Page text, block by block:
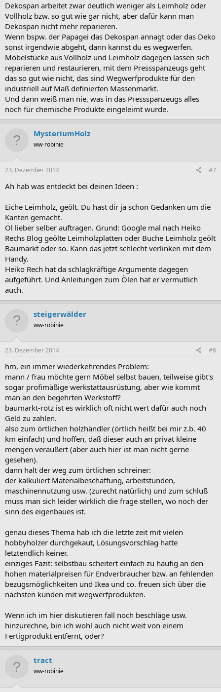
Dekospan arbeitet zwar deutlich weniger als Leimholz oder
Vollholz bzw. so gut wie gar nicht, aber dafür kann man
Dekospan nicht mehr reparieren.
Wenn bspw. der Papagei das Dekospan annagt oder das Deko
sonst irgendwie abgeht, dann kannst du es wegwerfen.
Möbelstücke aus Vollholz und Leimholz dagegen lassen sich
reparieren und restaurieren, mit dem Pressspanzeugs geht
das so gut wie nicht, das sind Wegwerfprodukte für den
industriell auf Maß definierten Massenmarkt.
Und dann weiß man nie, was in das Pressspanzeugs alles
noch für chemische Produkte eingeleimt wurde.
MysteriumHolz
ww-robinie
23. Dezember 2014 #7
Ah hab was entdeckt bei deinen Ideen :
Eiche Leimholz, geölt. Du hast dir ja schon Gedanken um die
Kanten gemacht.
Öl lieber selber auftragen. Grund: Google mal nach Heiko
Rechs Blog geölte Leimholzplatten oder Buche Leimholz geölt
Baumarkt oder so. Kann das jetzt schlecht verlinken mit dem
Handy.
Heiko Rech hat da schlagkräftige Argumente dagegen
aufgeführt. Und Anleitungen zum Ölen hat er vermutlich
auch.
steigerwälder
ww-robinie
23. Dezember 2014 #8
hm, ein immer wiederkehrendes Problem:
mann / frau möchte gern Möbel selbst bauen, teilweise gibt's
sogar profimäßige werkstattausrüstung, aber wie kommt
man an den begehrten Werkstoff?
baumarkt-rotz ist es wirklich oft nicht wert dafür auch noch
Geld zu zahlen.
also zum örtlichen holzhändler (örtlich heißt bei mir z.b. 40
km einfach) und hoffen, daß dieser auch an privat kleine
mengen veräußert (aber auch hier ist man nicht gerne
gesehen).
dann halt der weg zum örtlichen schreiner:
der kalkuliert Materialbeschaffung, arbeitstunden,
maschinennutzung usw. (zurecht natürlich) und zum schluß
muss man sich leider wirklich die frage stellen, wo noch der
sinn des eigenbaues ist.
genau dieses Thema hab ich die letzte zeit mit vielen
hobbyholzer durchgekaut, Lösungsvorschlag hatte
letztendlich keiner.
einziges Fazit: selbstbau scheitert einfach zu häufig an den
hohen materialpreisen für Endverbraucher bzw. an fehlenden
bezugsmöglichkeiten und Ikea und co. freuen sich über die
nächsten kunden mit wegwerfprodukten.
Wenn ich im hier diskutieren fall noch beschläge usw.
hinzurechne, bin ich wohl auch nicht weit von einem
Fertigprodukt entfernt, oder?
tract
ww-robinie